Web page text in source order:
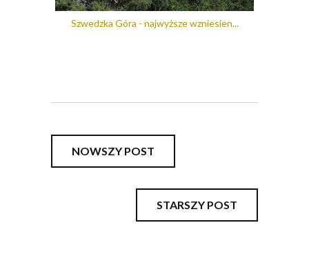
Szwedzka Góra - najwyższe wzniesien...
NOWSZY POST
STARSZY POST